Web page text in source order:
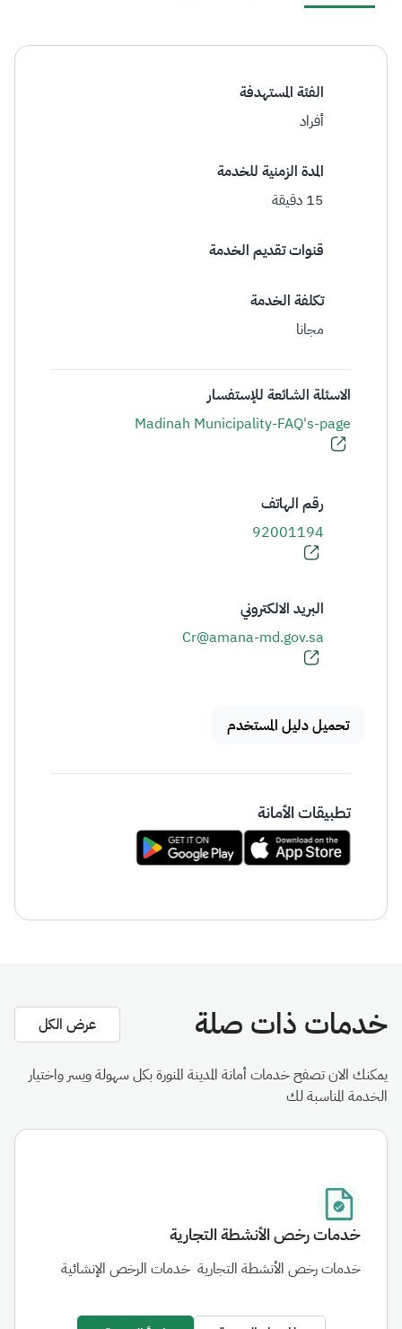
الفئة المستهدفة
أفراد
المدة الزمنية للخدمة
15 دقيقة
قنوات تقديم الخدمة
تكلفة الخدمة
مجانا
الاسئلة الشائعة للإستفسار
Madinah Municipality-FAQ's-page
رقم الهاتف
92001194
البريد الالكتروني
Cr@amana-md.gov.sa
تحميل دليل المستخدم
تطبيقات الأمانة
خدمات ذات صلة عرض الكل
يمكنك الان تصفح خدمات أمانة المدينة المنورة بكل سهولة ويسر واختيار
الخدمة المناسبة لك
خدمات رخص الأنشطة التجارية
خدمات رخص الأنشطة التجارية خدمات الرخص الإنشائية